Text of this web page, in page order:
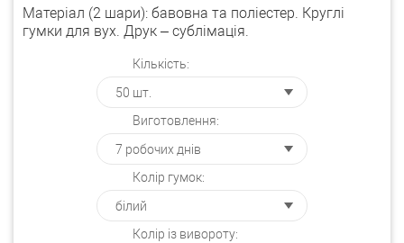
Матеріал (2 шари): бавовна та поліестер. Круглі
гумки для вух. Друк – сублімація.
Кількість:
Виготовлення:
Колір гумок:
Колір із вивороту: